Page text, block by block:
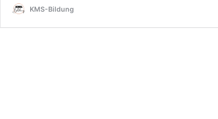
KMS-Bildung